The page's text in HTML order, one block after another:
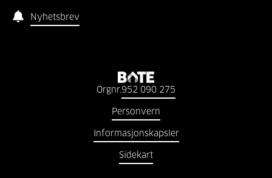
Nyhetsbrev
Orgnr.952 090 275
Personvern
Informasjonskapsler
Sidekart